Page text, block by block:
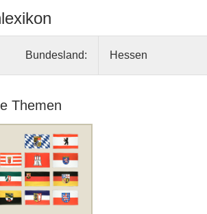
Bundesland: Hessen
Themen